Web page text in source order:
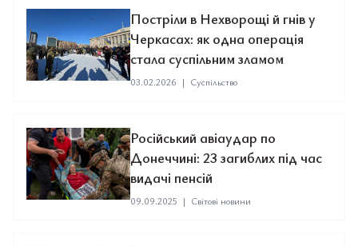
Постріли в Нехворощі й гнів у
Черкасах: як одна операція
стала суспільним зламом
03.02.2026 | Суспільство
Російський авіаудар по
Донеччині: 23 загиблих під час
видачі пенсій
09.09.2025 | Світові новини